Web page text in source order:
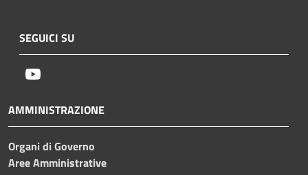
SEGUICI SU
AMMINISTRAZIONE
Organi di Governo
Aree Amministrative